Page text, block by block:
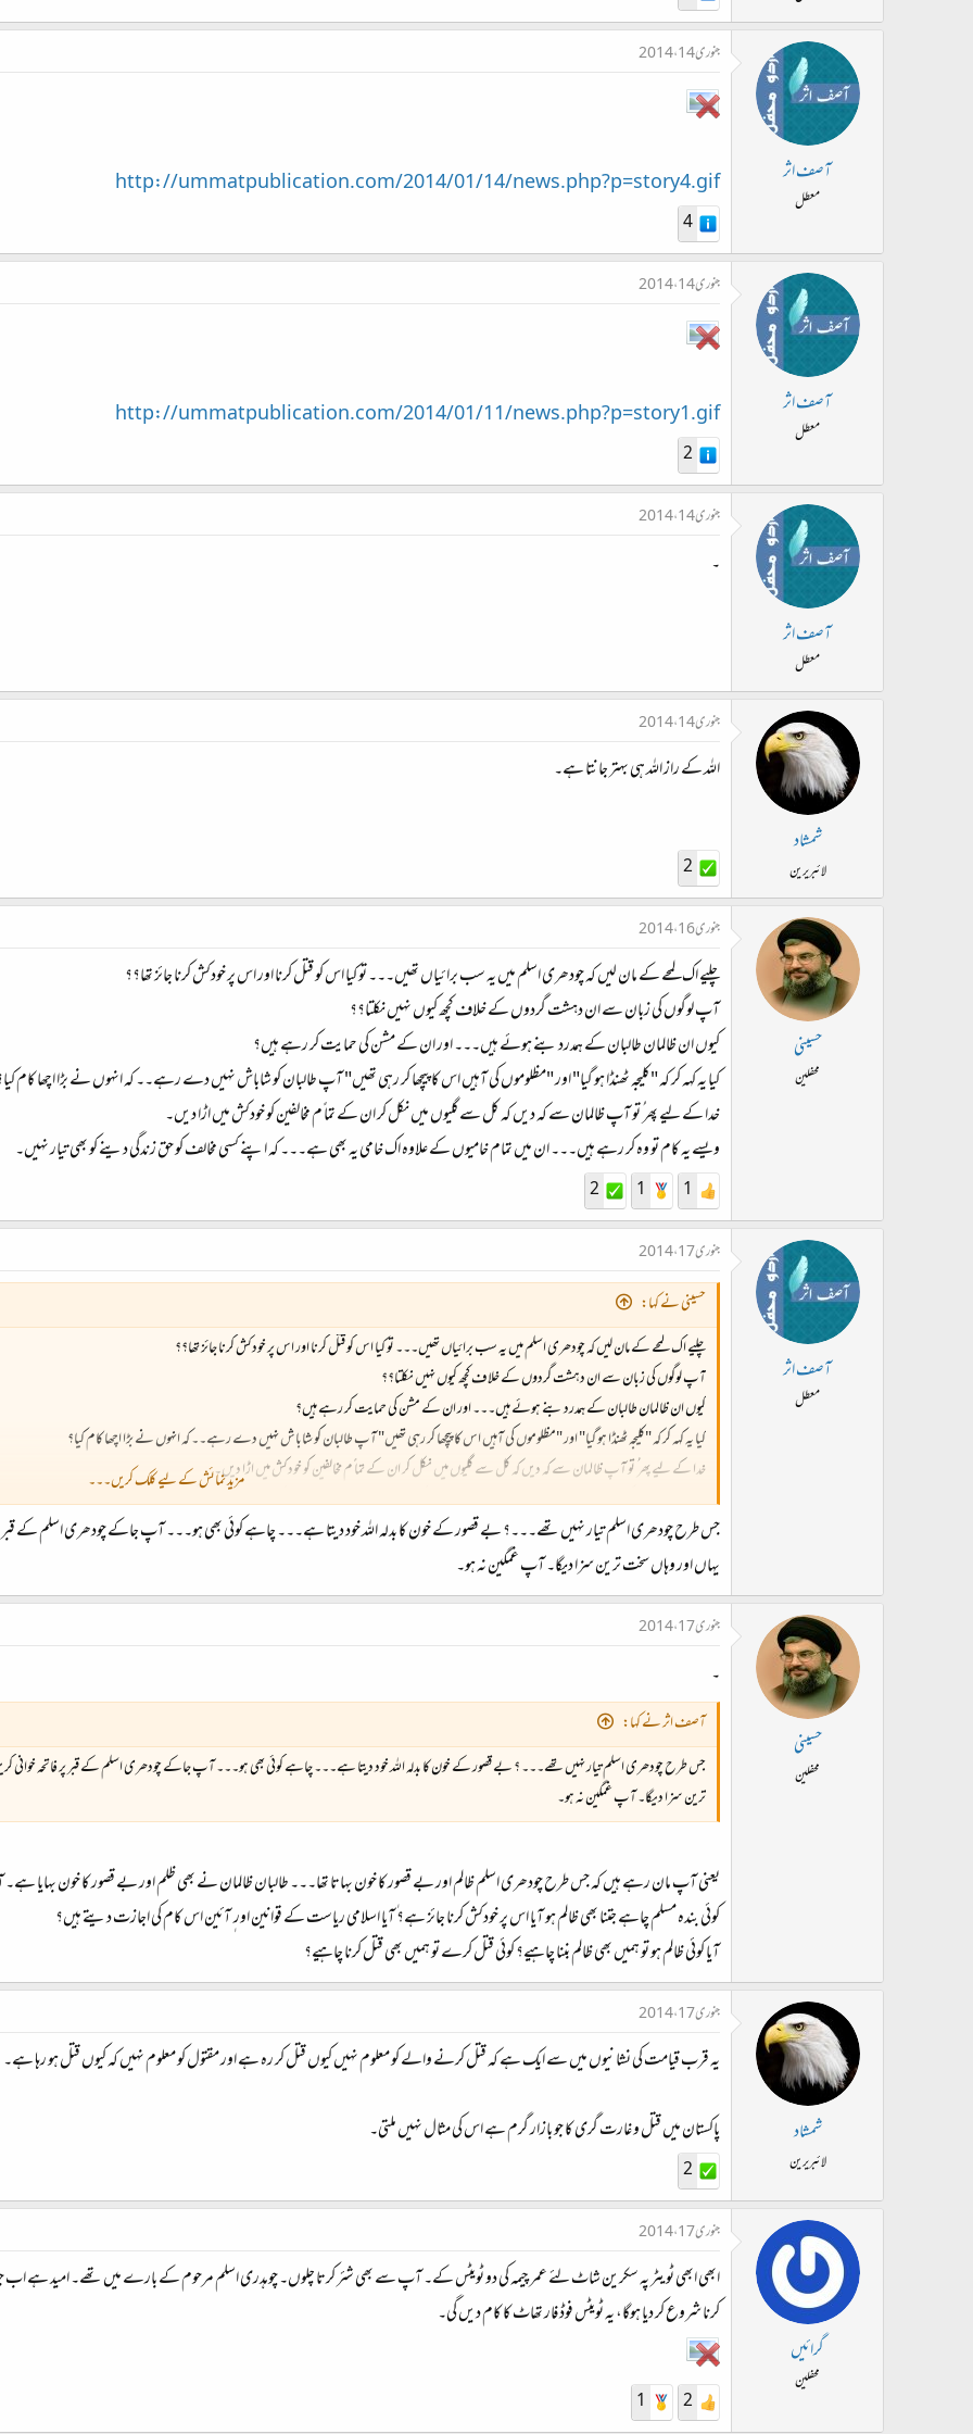
ء
آصف اثر
معطل
جنوری 14، 2014
http://ummatpublication.com/2014/01/14/news.php?p=story4.gif
4
آصف اثر
معطل
جنوری 14، 2014
http://ummatpublication.com/2014/01/11/news.php?p=story1.gif
2
آصف اثر
معطل
جنوری 14، 2014
۔
شمشاد
لائبریرین
جنوری 14، 2014
اللہ کے راز اللہ ہی بہتر جانتا ہے۔
2
حسینی
محفلین
جنوری 16، 2014
چلیے اک لمحے کے مان لیں کہ چودھری اسلم میں یہ سب برائیاں تھیں۔۔۔ تو کیا اس کو قتل کرنا اور اس پر خودکش کرنا جائز تھا؟؟
آپ لوگوں کی زبان سے ان دہشت گردوں کے خلاف کچھ کیوں نہیں نکلتا؟؟
کیوں ان ظالمان طالبان کے ہمدرد بنے ہوئے ہیں۔۔۔ اور ان کے مشن کی حمایت کر رہے ہیں؟
کیا یہ کہہ کر کہ "کلیجہ ٹھنڈا ہو گیا" اور "مظلوموں کی آہیں اس کا پیچھا کر رہی تھیں" آپ طالبان کو شاباش نہیں دے رہے۔۔ کہ انہوں نے بڑا اچھا کام
خدا کے لیے پھر ُ تو آپ ظالمان سے کہ دیں کہ کل سے گلیوں میں نکل کر ان کے تما ًم مخالفین کو خودکش میں اڑا دیں۔
ویسے یہ کام تو وہ کر رہے ہیں۔۔۔ ان میں تمام خامیوں کے علاوہ اک خامی یہ بھی ہے۔۔۔ کہ اپنے کسی مخالف کو حق زندگی دینے کو بھی تیار نہیں۔
1
1
2
آصف اثر
معطل
جنوری 17، 2014
حسینی نے کہا:
چلیے اک لمحے کے مان لیں کہ چودھری اسلم میں یہ سب برائیاں تھیں۔۔۔ تو کیا اس کو قتل کرنا اور اس پر خودکش کرنا جائز تھا؟؟
آپ لوگوں کی زبان سے ان دہشت گردوں کے خلاف کچھ کیوں نہیں نکلتا؟؟
کیوں ان ظالمان طالبان کے ہمدرد بنے ہوئے ہیں۔۔۔ اور ان کے مشن کی حمایت کر رہے ہیں؟
کیا یہ کہہ کر کہ "کلیجہ ٹھنڈا ہو گیا" اور "مظلوموں کی آہیں اس کا پیچھا کر رہی تھیں" آپ طالبان کو شاباش نہیں دے رہے۔۔ کہ انہوں نے بڑا اچھا کام کیا؟
خدا کے لیے پھر ُ تو آپ ظالمان سے کہ دیں کہ کل سے گلیوں میں نکل کر ان کے تما ًم مخالفین کو خودکش میں اڑا دیں۔
ویسے یہ کام تو وہ کر رہے ہیں۔۔۔ ان میں تمام خامیوں کے علاوہ اک خامی یہ بھی ہے۔۔۔ کہ اپنے کسی مخالف کو حق زندگی دینے کو بھی تیار نہیں۔
مزید نمائش کے لیے کلک کریں۔۔۔
جس طرح چودھری اسلم تیار نہیں تھے۔۔۔؟ بے قصور کے خون کا بدلہ اللہ خود دیتا ہے۔۔۔ چاہے کوئی بھی ہو۔۔۔ آپ جاکے چودھری اسلم کے قبر پر
یہاں اور وہاں سخت ترین سزا دیگا۔ آپ غمگین نہ ہو۔
حسینی
محفلین
جنوری 17، 2014
۔
آصف اثر نے کہا:
جس طرح چودھری اسلم تیار نہیں تھے۔۔۔ ؟ بے قصور کے خون کا بدلہ اللہ خود دیتا ہے۔۔۔ چاہے کوئی بھی ہو۔۔۔ آپ جاکے چودھری اسلم کے قبر پر فاتحہ خوانی
ترین سزا دیگا۔ آپ غمگین نہ ہو۔
یعنی آپ مان رہے ہیں کہ جس طرح چودھری اسلم ظالم اور بے قصور کا خون بہاتا تھا۔۔۔ طالبان ظالمان نے بھی ظلم اور بے قصور کا خون بہایا
کوئی بندہ مسلم چاہے جتنا بھی ظالم ہو آیا اس پر خودکش کرنا جائز ہے؟ ٰآیا اسلامی ریاست کے قوانین اور ٖ آئین اس کام کی اجازت دیتے ہیں؟
آیا کوئی ظالم ہو تو ہمیں بھی ظالم بننا چاہیے؟ کوئی قتل کرے تو ہمیں بھی قتل کرنا چاہیے؟
شمشاد
لائبریرین
جنوری 17، 2014
یہ قرب قیامت کی نشانیوں میں سے ایک ہے کہ قتل کرنے والے کو معلوم نہیں کیوں قتل کر رہ ہے اور مقتول کو معلوم نہیں کہ کیوں قتل ہو رہا ہے۔
پاکستان میں قتل و غارت گری کا جو بازار گرم ہے اس کی مثال نہیں ملتی۔
2
گرائیں
محفلین
جنوری 17، 2014
ابھی ابھی ٹویٹر پہ سکرین شاٹ لئے عمر چیمہ کی دو ٹویٹس کے۔ آپ سے بھی شئر کرتا چلوں۔ چوہدری اسلم مرحوم کے بارے میں تھے۔ امید ہے
کرنا شروع کر دیا ہوگا، یہ ٹویٹس فوڈ فار تھاٹ کا کام دیں گی۔
2
1